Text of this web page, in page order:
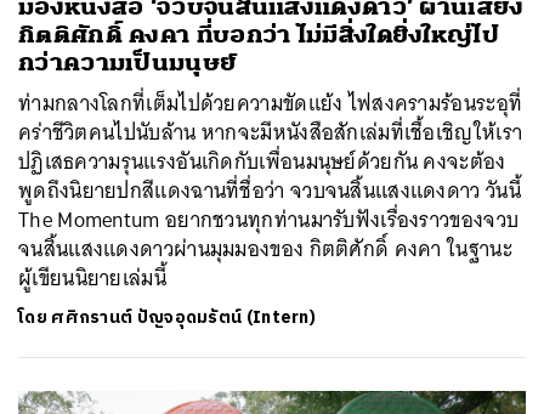
มองหนังสือ ‘จวบจนสิ้นแสงแดงดาว’ ผ่านเสียง
กิตติศักดิ์ คงคา ที่บอกว่า ไม่มีสิ่งใดยิ่งใหญ่ไป
กว่าความเป็นมนุษย์
ท่ามกลางโลกที่เต็มไปด้วยความขัดแย้ง ไฟสงครามร้อนระอุที่
คร่าชีวิตคนไปนับล้าน หากจะมีหนังสือสักเล่มที่เชื้อเชิญให้เรา
ปฏิเสธความรุนแรงอันเกิดกับเพื่อนมนุษย์ด้วยกัน คงจะต้อง
พูดถึงนิยายปกสีแดงฉานที่ชื่อว่า จวบจนสิ้นแสงแดงดาว วันนี้
The Momentum อยากชวนทุกท่านมารับฟังเรื่องราวของจวบ
จนสิ้นแสงแดงดาวผ่านมุมมองของ กิตติศักดิ์ คงคา ในฐานะ
ผู้เขียนนิยายเล่มนี้
โดย ศศิกรานต์ ปัญจอุดมรัตน์ (Intern)
TWEET LINE EMAIL